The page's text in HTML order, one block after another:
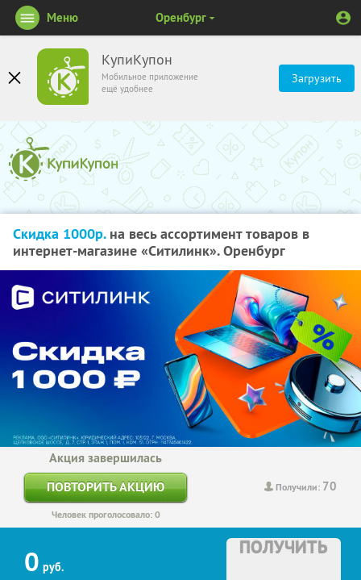
КупиКупон
Мобильное приложение
ещё удобнее
Загрузить
Меню Оренбург
Скидка 1000р.на весь ассортимент товаров в
интернет-магазине «Ситилинк». Оренбург
Получили: 70
Акция завершилась
ПОВТОРИТЬ АКЦИЮ
Человек проголосовало: 0
0 руб.
ПОЛУЧИТЬ